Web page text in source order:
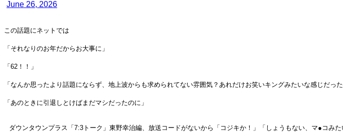
June 26, 2026
この話題にネットでは
「それなりのお年だからお大事に」
「62！！」
「なんか思ったより話題にならず、地上波からも求められてない雰囲気？あれだけお笑いキングみたいな感じだっ
「あのときに引退しとけばまだマシだったのに」
ダウンタウンプラス「7:3トーク」東野幸治編、放送コードがないから「コジキか！」「しょうもない、マ●コみ